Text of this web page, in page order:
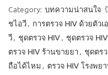
Category: บทความน่าสนใจ
ชไอวี, การตรวจ HIV ด้วยตัวเ
วี, ชุดตรวจ HIV, ชุดตรวจ
ตรวจ HIV ร้านขายยา , ชุดตร
ถือได้ไหม , ตรวจ HIV โรงพย